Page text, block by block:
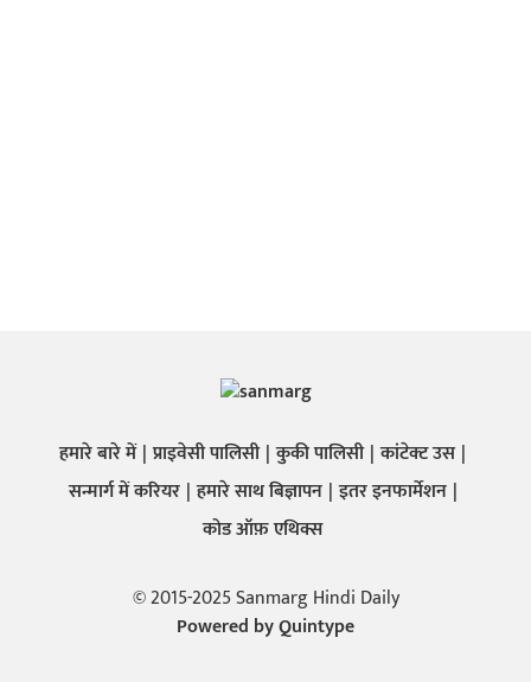
हमारे बारे में प्राइवेसी पालिसी कुकी पालिसी कांटेक्ट उस
सन्मार्ग में करियर हमारे साथ बिज्ञापन इतर इनफार्मेशन
कोड ऑफ़ एथिक्स
© 2015-2025 Sanmarg Hindi Daily
Powered byQuintype